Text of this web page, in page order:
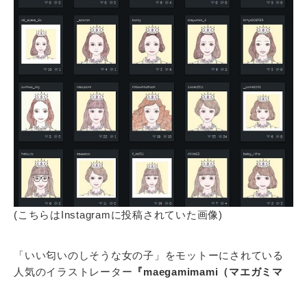
(こちらはInstagramに投稿されていた画像)
「いい匂いのしそうな女の子」をモットーにされている
人気のイラストレーター 『maegamimami（マエガミマ